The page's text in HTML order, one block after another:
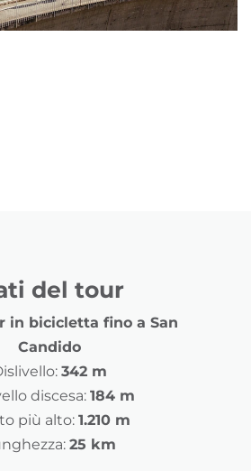
del tour
in bicicletta fino a San
Candido
342 m
discesa: 184 m
più alto: 1.210 m
25 km